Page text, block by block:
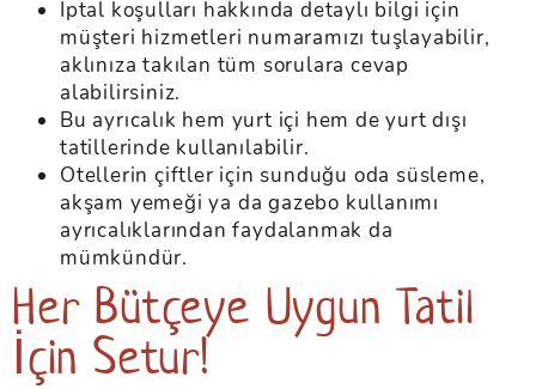
İptal koşulları hakkında detaylı bilgi için
müşteri hizmetleri numaramızı tuşlayabilir,
aklınıza takılan tüm sorulara cevap
alabilirsiniz.
Bu ayrıcalık hem yurt içi hem de yurt dışı
tatillerinde kullanılabilir.
Otellerin çiftler için sunduğu oda süsleme,
akşam yemeği ya da gazebo kullanımı
ayrıcalıklarından faydalanmak da
mümkündür.
Her Bütçeye Uygun Tatil
İçin Setur!